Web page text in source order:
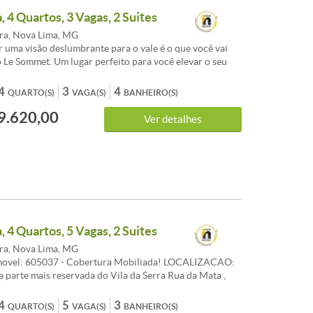
4 Quartos, 3 Vagas, 2 Suites
Nova Lima, MG
visão deslumbrante para o vale é o que você vai
Sommet. Um lugar perfeito para você elevar o seu
e lazer para que a sua qualidade de vida seja
/><br />O prédio conta com: Carwash,
Espaço Beleza, Carregador de Carro Elétrico, Espaço
Academia, Pet Place, Circuito CFTV, SPA,
QUARTO(S) VAGA(S)
3 BANHEIRO(S)
4
Ver detalhes
4 Quartos, 5 Vagas, 2 Suites
Nova Lima, MG
605037 - Cobertura Mobiliada! LOCALIZACAO:
parte mais reservada do Vila da Serra Rua da Mata ,
hospital e bancos. PREDIO: Predio de luxo com
QUARTO(S) VAGA(S)
5 BANHEIRO(S)
3